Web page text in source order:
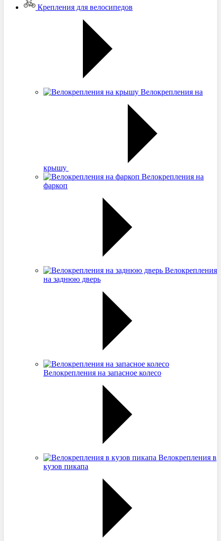
Крепления для велосипедов
Велокрепления на
крышу
Велокрепления на
фаркоп
Велокрепления
на заднюю дверь
Велокрепления на запасное колесо
Велокрепления в
кузов пикапа